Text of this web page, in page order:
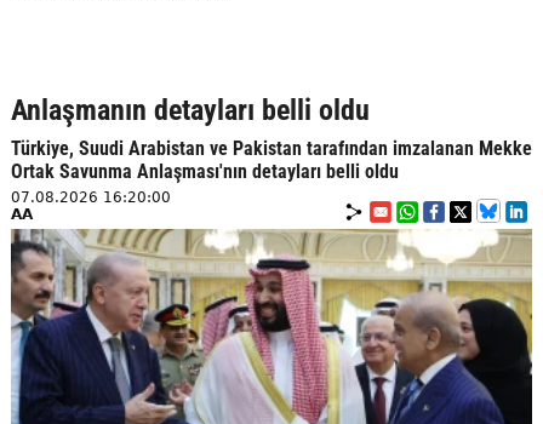
Anlaşmanın detayları belli oldu
Türkiye, Suudi Arabistan ve Pakistan tarafından imzalanan Mekke
Ortak Savunma Anlaşması'nın detayları belli oldu
07.08.2026 16:20:00
AA